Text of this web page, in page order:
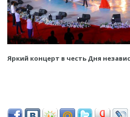
Яркий концерт в честь Дня